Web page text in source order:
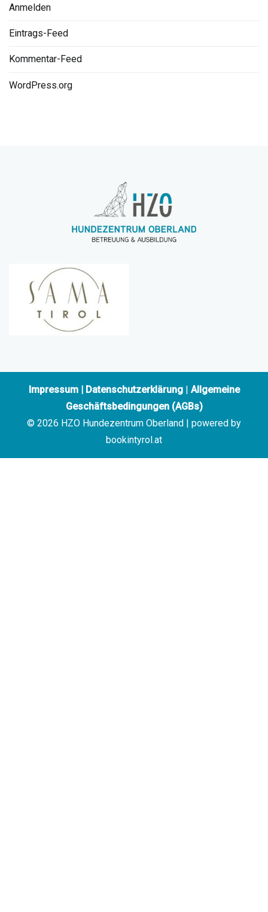
Anmelden
Eintrags-Feed
Kommentar-Feed
WordPress.org
Impressum| Datenschutzerklärung| Allgemeine
Geschäftsbedingungen (AGBs)
© 2026 HZO Hundezentrum Oberland | powered by
bookintyrol.at